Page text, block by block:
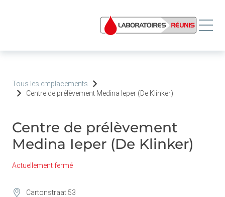
Tous les emplacements
Centre de prélèvement Medina Ieper (De Klinker)
Centre de prélèvement
Medina Ieper (De Klinker)
Actuellement fermé
Cartonstraat 53